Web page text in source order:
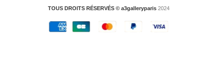
TOUS DROITS RÉSERVÉS © a3galleryparis 2024